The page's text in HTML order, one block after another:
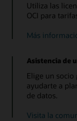
Utiliza las
OCI para
Más
Asistencia de
Elige un
ayudarte a
de datos.
Visita la